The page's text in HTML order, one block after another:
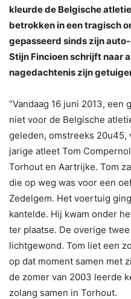
kleurde de Belgische
betrokken in een tragisch
gepasseerd sinds zijn
Stijn Fincioen schrijft naar
nagedachtenis zijn
“Vandaag 16 juni 2013, een
niet voor de Belgische
geleden, omstreeks
jarige atleet Tom
Torhout en Aartrijke. Tom
die op weg was voor een
Zedelgem. Het voertuig
kantelde. Hij kwam onder
ter plaatse. De overige
lichtgewond. Tom liet een
op dat moment samen met
de zomer van 2003 leerde
zolang samen in Torhout.